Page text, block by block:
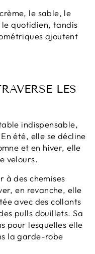
le sable, le
quotidien, tandis
ajoutent
LES
indispensable,
été, elle se décline
et en hiver, elle
velours.
à des chemises
en revanche, elle
avec des collants
pulls douillets. Sa
pour lesquelles elle
la garde-robe